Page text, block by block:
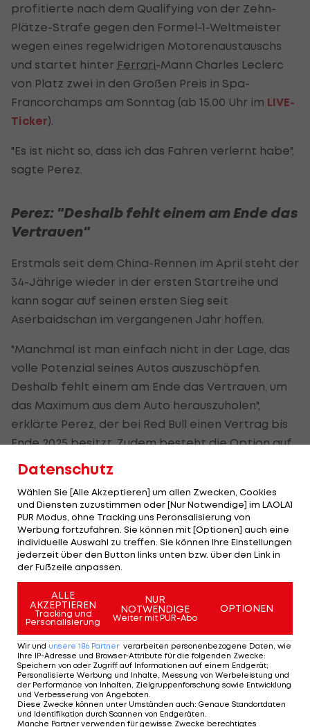
profitierte nach dem Qualifying von der Zehn-
Plätze-Strafe gegen den Formel-1-Weltmeister
wegen eines regelwidrigen Motorenaustauschs
und startet hinter Ferrari-Mann Charles Leclerc
von Platz zwei in den Großen Preis in Spa-
Francorchamps am Sonntag (ab 15.00 Uhr im LIVE-
Ticker).
"Es ist nicht so, dass ich das Fahren verlernt habe",
sagte Perez.
Perez: "Deshalb fehlt einem am Ende das
Vertrauen"
Erstmals seit dem China-Rennen im April steht der
34-Jährige wieder in der ersten Startreihe und
kann sogar auf seinen ersten Sieg seit
Aserbaidschan im vergangenen Jahr hoffen.
"Manchmal ist man einfach nicht in der Lage, das
volle Potenzial seines Autos auszuschöpfen.
Deshalb fehlt einem am Ende das Vertrauen, um
das Maximum aus dem Auto herauszuholen",
erklärte Perez, der bei Red Bull einen Vertrag bis
Ende 2025 besitzt. Zudem besteht die Option auf
eine weitere Saison.
Doch nach einem starken Auftakt 2024 hat der
Mittelamerikaner immer stärker nachgelassen.
Der WM-Führende Verstappen (265) hat mehr als
doppelt so viele Punkte wie Perez (124). Das ist bei
Red Bull für eine Nummer zwei eindeutig zu wenig,
weshalb über eine vorzeitige Ablösung noch in
diesem Sommer spekuliert wird.
Red-Bull-NachwuchsmannLiam Lawson(22) und
Daniel Ricciardo (35) von Schwester-Team Racing
Bulls gelten als Ersatzkandidaten für Perez. "Ich
hoffe, dass das ein nachhaltiges Hoch bewirkt",
meinte Red-Bull-Motorsportberater Helmut
Datenschutz
Wählen Sie [Alle Akzeptieren] um allen Zwecken, Cookies
und Diensten zuzustimmen oder [Nur Notwendige] im LAOLA1
PUR Modus, ohne Tracking uns Peronsalisierung von
Werbung fortzufahren. Sie können mit [Optionen] auch eine
individuelle Auswahl zu treffen. Sie können Ihre Einstellungen
jederzeit über den Button links unten bzw. über den Link in
der Fußzeile anpassen.
ALLE
AKZEPTIEREN
Tracking und
Personalisierung
NUR
NOTWENDIGE
Weiter mit PUR-Abo
OPTIONEN
Wir und unsere 186 Partner verarbeiten personenbezogene Daten, wie
Ihre IP-Adresse und Browser-Attribute für die folgenden Zwecke:
Speichern von oder Zugriff auf Informationen auf einem Endgerät;
Personalisierte Werbung und Inhalte, Messung von Werbeleistung und
der Performance von Inhalten, Zielgruppenforschung sowie Entwicklung
und Verbesserung von Angeboten.
Diese Zwecke können unter Umständen auch: Genaue Standortdaten
und Identifikation durch Scannen von Endgeräten.
Manche Partner verwenden für gewisse Zwecke berechtigtes